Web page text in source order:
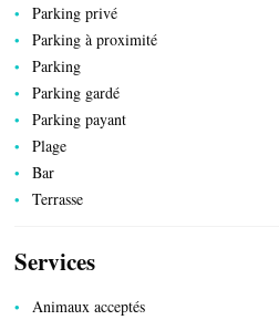
ACTIVITÉS
Parking privé
Parking à proximité
Parking
Parking gardé
Parking payant
Plage
Bar
Terrasse
Services
Animaux acceptés